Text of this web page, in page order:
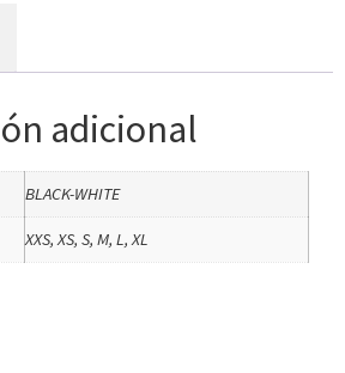
adicional
BLACK-WHITE
XXS, XS, S, M, L, XL